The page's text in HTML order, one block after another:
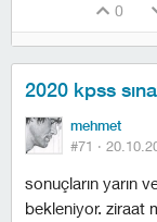
0
2020 kpss
mehmet
#71 ·
sonuçların yarın
bekleniyor. ziraat